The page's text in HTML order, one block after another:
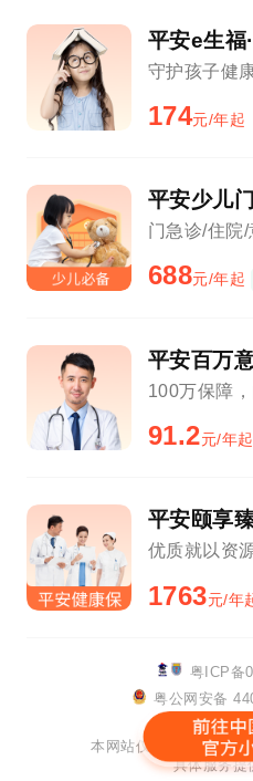
平安e生福
守护孩子健
174元/年起
平安少儿
门急诊/住院
688元/年起
平安百万
100万保障
91.2元/年起
平安颐享
优质就以资
1763元/年
粤ICP备
粤公网安备
该网站
本网站仅提供链接服务
具体服务提